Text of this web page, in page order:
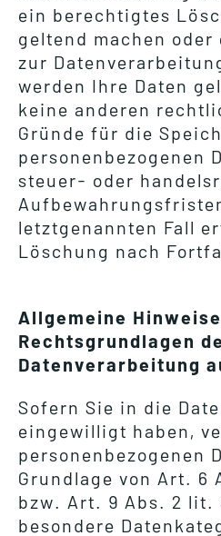
ein berechtigtes
geltend machen
zur
werden Ihre Daten
keine anderen
Gründe für die
personenbezogenen
steuer- oder
letztgenannten Fall
Löschung nach
Allgemeine
Rechtsgrundlagen
Datenverarbeitung
Sofern Sie in die
eingewilligt haben,
personenbezogenen
Grundlage von Art. 6
bzw. Art. 9 Abs. 2 lit.
besondere